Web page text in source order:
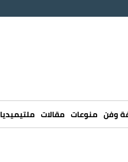
وفن منوعات مقالات ملتيميديا